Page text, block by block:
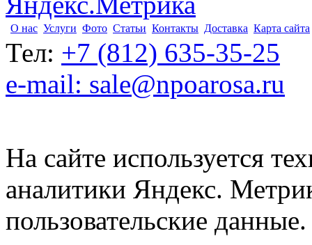
О нас Услуги Фото Статьи Контакты Доставка Карта сайта
Тел: +7 (812) 635-35-25
e-mail: sale@npoarosa.ru
На сайте используется
аналитики Яндекс.
пользовательские